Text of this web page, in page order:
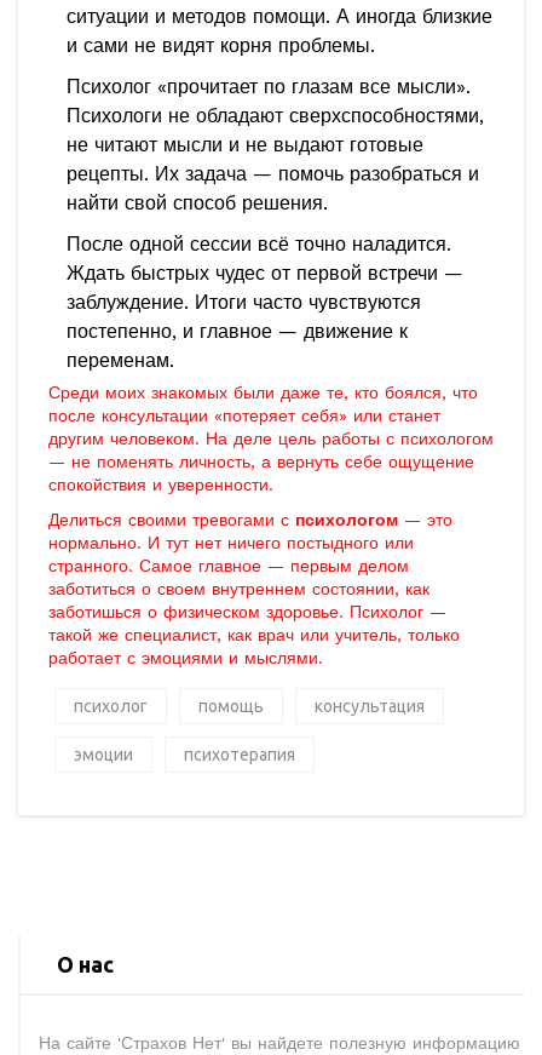
ситуации и методов помощи. А иногда близкие
и сами не видят корня проблемы.
Психолог «прочитает по глазам все мысли».
Психологи не обладают сверхспособностями,
не читают мысли и не выдают готовые
рецепты. Их задача — помочь разобраться и
найти свой способ решения.
После одной сессии всё точно наладится.
Ждать быстрых чудес от первой встречи —
заблуждение. Итоги часто чувствуются
постепенно, и главное — движение к
переменам.
Среди моих знакомых были даже те, кто боялся, что
после консультации «потеряет себя» или станет
другим человеком. На деле цель работы с психологом
— не поменять личность, а вернуть себе ощущение
спокойствия и уверенности.
Делиться своими тревогами с психологом — это
нормально. И тут нет ничего постыдного или
странного. Самое главное — первым делом
заботиться о своем внутреннем состоянии, как
заботишься о физическом здоровье. Психолог —
такой же специалист, как врач или учитель, только
работает с эмоциями и мыслями.
психолог помощь консультация
эмоции психотерапия
О нас
На сайте 'Страхов Нет' вы найдете полезную информацию